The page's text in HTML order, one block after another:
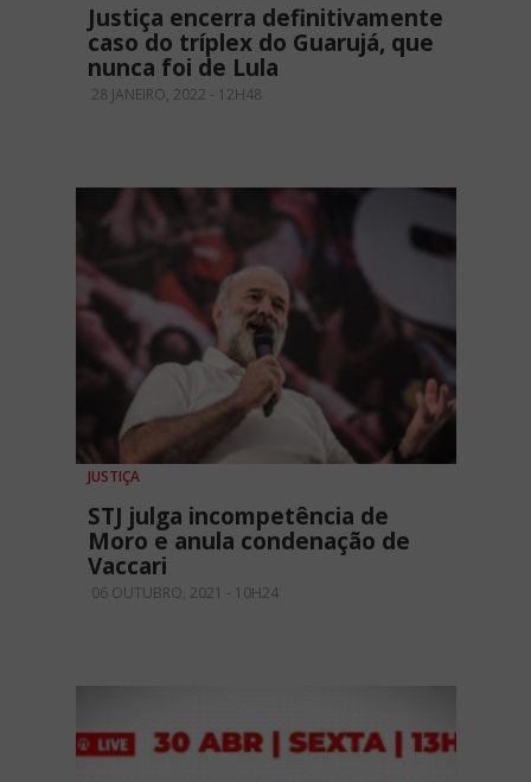
Justiça encerra definitivamente
caso do tríplex do Guarujá, que
nunca foi de Lula
28 JANEIRO, 2022 - 12H48
JUSTIÇA
STJ julga incompetência de
Moro e anula condenação de
Vaccari
06 OUTUBRO, 2021 - 10H24